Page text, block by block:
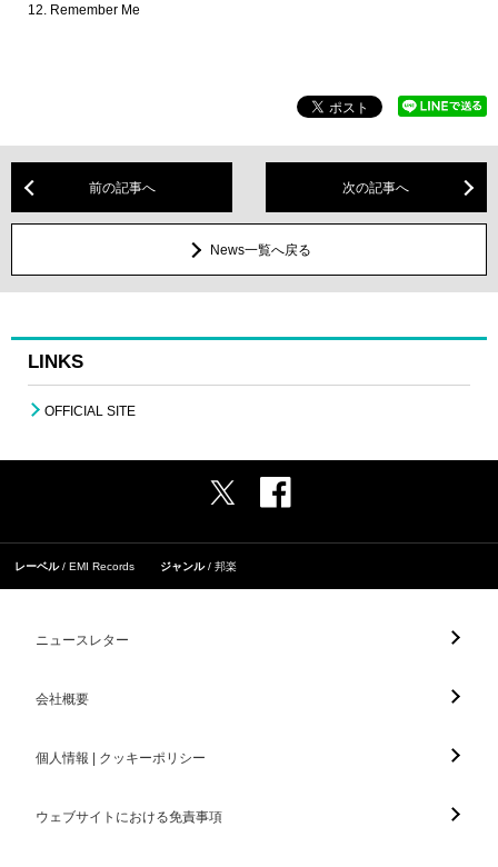
12. Remember Me
前の記事へ 次の記事へ
News一覧へ戻る
LINKS
OFFICIAL SITE
レーベル EMI Records ジャンル 邦楽
ニュースレター
会社概要
個人情報 | クッキーポリシー
ウェブサイトにおける免責事項